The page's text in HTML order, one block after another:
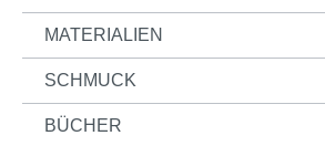
MATERIALIEN
SCHMUCK
BÜCHER